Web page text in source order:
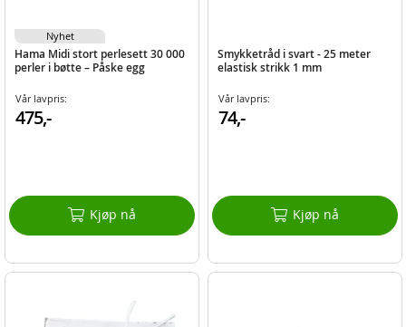
Hama Midi stort perlesett 30 000
perler i bøtte – Påske egg
Vår lavpris:
475,-
Kjøp nå
Nyhet
Smykketråd i svart - 25 meter
elastisk strikk 1 mm
Vår lavpris:
74,-
Kjøp nå